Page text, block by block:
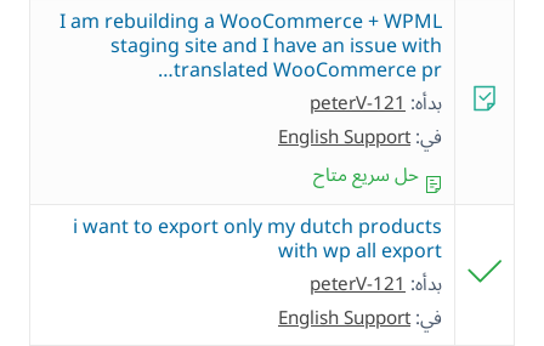
I am rebuilding a WooCommerce + WPML
staging site and I have an issue with
translated WooCommerce pr…
بدأه:peterV-121
في:English Support
حل سريع متاح
i want to export only my dutch products
with wp all export
بدأه:peterV-121
في:English Support